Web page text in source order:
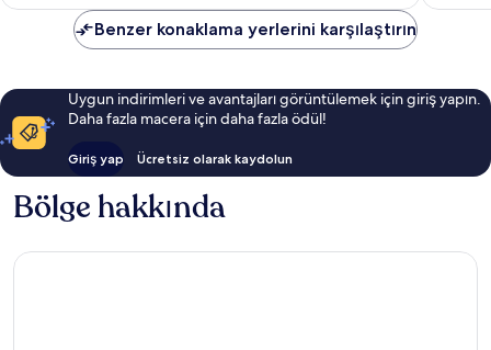
Benzer konaklama yerlerini karşılaştırın
Uygun indirimleri ve avantajları görüntülemek için giriş yapın.
Daha fazla macera için daha fazla ödül!
Giriş yap Ücretsiz olarak kaydolun
Bölge hakkında